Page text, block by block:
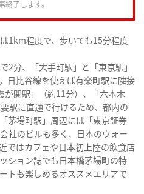
了します。
1km程度で、歩いても15分程度
2分、「大手町駅」と「東京駅」
日比谷線を使えば有楽町駅に隣接
が関駅」（約11分）、「六本木
駅に直通で行けるため、都内の
茅場町駅」周辺には「東京証券
社のビルも多く、日本のウォー
ではカフェや日本初上陸の飲食店
ション誌でも日本橋茅場町の特
トも楽しめるオススメエリアで